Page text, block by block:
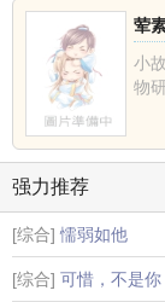
荤
小
物
强力推荐
[综合] 懦弱如他
[综合] 可惜，不是你